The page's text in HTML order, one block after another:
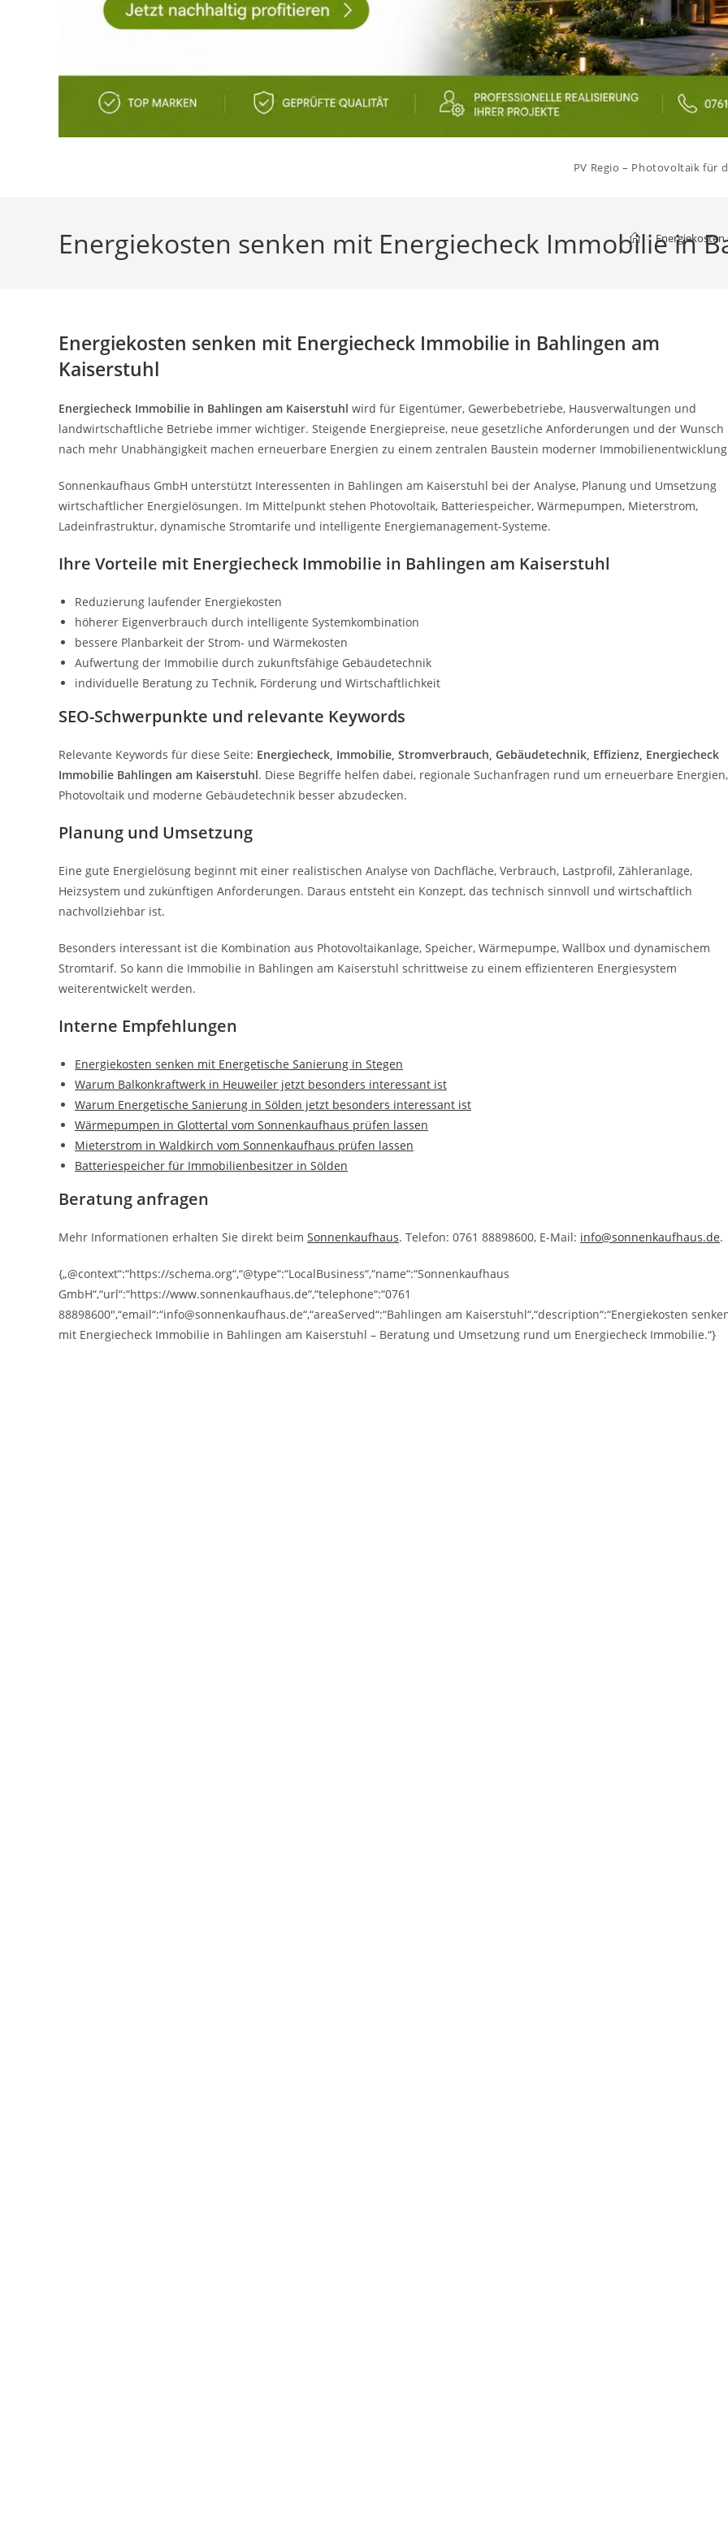
PV Regio – Photovoltaik für
Energiekosten senken mit Energiecheck Immobilie in
>
Energiekosten senken mit Energiecheck Immobilie in Bahlingen am
Kaiserstuhl
Energiecheck Immobilie in Bahlingen am Kaiserstuhl wird für Eigentümer, Gewerbebetriebe, Hausverwaltungen und
landwirtschaftliche Betriebe immer wichtiger. Steigende Energiepreise, neue gesetzliche Anforderungen und der Wunsch
nach mehr Unabhängigkeit machen erneuerbare Energien zu einem zentralen Baustein moderner
Sonnenkaufhaus GmbH unterstützt Interessenten in Bahlingen am Kaiserstuhl bei der Analyse, Planung und Umsetzung
wirtschaftlicher Energielösungen. Im Mittelpunkt stehen Photovoltaik, Batteriespeicher, Wärmepumpen, Mieterstrom,
Ladeinfrastruktur, dynamische Stromtarife und intelligente Energiemanagement-Systeme.
Ihre Vorteile mit Energiecheck Immobilie in Bahlingen am Kaiserstuhl
Reduzierung laufender Energiekosten
höherer Eigenverbrauch durch intelligente Systemkombination
bessere Planbarkeit der Strom- und Wärmekosten
Aufwertung der Immobilie durch zukunftsfähige Gebäudetechnik
individuelle Beratung zu Technik, Förderung und Wirtschaftlichkeit
SEO-Schwerpunkte und relevante Keywords
Relevante Keywords für diese Seite: Energiecheck, Immobilie, Stromverbrauch, Gebäudetechnik, Effizienz, Energiecheck
Immobilie Bahlingen am Kaiserstuhl. Diese Begriffe helfen dabei, regionale Suchanfragen rund um erneuerbare Energien,
Photovoltaik und moderne Gebäudetechnik besser abzudecken.
Planung und Umsetzung
Eine gute Energielösung beginnt mit einer realistischen Analyse von Dachfläche, Verbrauch, Lastprofil, Zähleranlage,
Heizsystem und zukünftigen Anforderungen. Daraus entsteht ein Konzept, das technisch sinnvoll und wirtschaftlich
nachvollziehbar ist.
Besonders interessant ist die Kombination aus Photovoltaikanlage, Speicher, Wärmepumpe, Wallbox und dynamischem
Stromtarif. So kann die Immobilie in Bahlingen am Kaiserstuhl schrittweise zu einem effizienteren Energiesystem
weiterentwickelt werden.
Interne Empfehlungen
Energiekosten senken mit Energetische Sanierung in Stegen
Warum Balkonkraftwerk in Heuweiler jetzt besonders interessant ist
Warum Energetische Sanierung in Sölden jetzt besonders interessant ist
Wärmepumpen in Glottertal vom Sonnenkaufhaus prüfen lassen
Mieterstrom in Waldkirch vom Sonnenkaufhaus prüfen lassen
Batteriespeicher für Immobilienbesitzer in Sölden
Beratung anfragen
Mehr Informationen erhalten Sie direkt beim Sonnenkaufhaus. Telefon: 0761 88898600, E-Mail: info@sonnenkaufhaus.de.
{„@context“:“https://schema.org“,“@type“:“LocalBusiness“,“name“:“Sonnenkaufhaus
GmbH“,“url“:“https://www.sonnenkaufhaus.de“,“telephone“:“0761
88898600″,“email“:“info@sonnenkaufhaus.de“,“areaServed“:“Bahlingen am Kaiserstuhl“,“description“:“Energiekosten
mit Energiecheck Immobilie in Bahlingen am Kaiserstuhl – Beratung und Umsetzung rund um Energiecheck Immobilie.“}